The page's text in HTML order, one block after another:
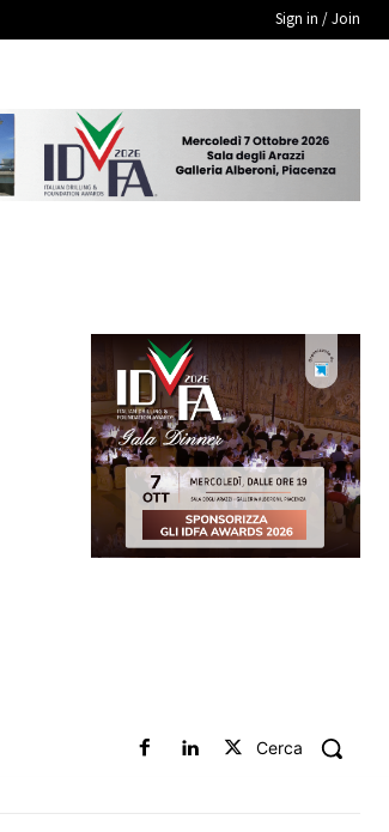
Sign in / Join
Cerca